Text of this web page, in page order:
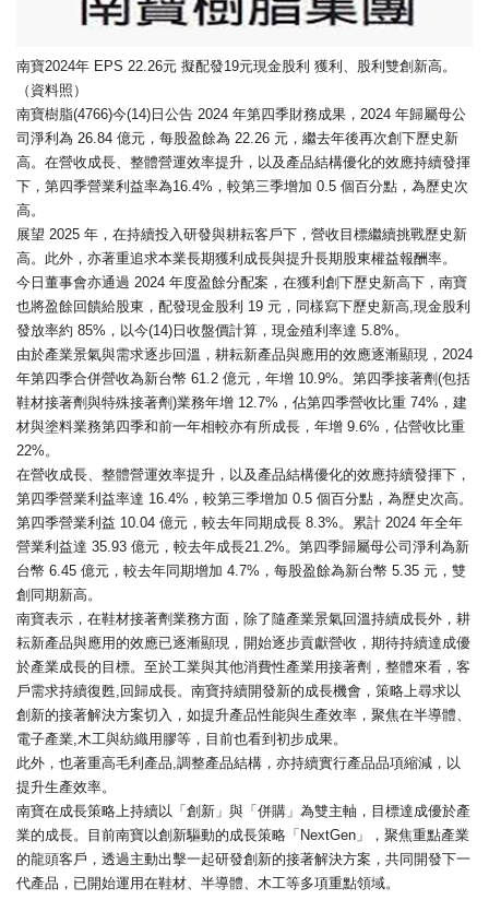
南寶2024年 EPS 22.26元 擬配發19元現金股利 獲利、股利雙創新高。
（資料照）
南寶樹脂(4766)今(14)日公告 2024 年第四季財務成果，2024 年歸屬母公
司淨利為 26.84 億元，每股盈餘為 22.26 元，繼去年後再次創下歷史新
高。在營收成長、整體營運效率提升，以及產品結構優化的效應持續發揮
下，第四季營業利益率為16.4%，較第三季增加 0.5 個百分點，為歷史次
高。
展望 2025 年，在持續投入研發與耕耘客戶下，營收目標繼續挑戰歷史新
高。此外，亦著重追求本業長期獲利成長與提升長期股東權益報酬率。
今日董事會亦通過 2024 年度盈餘分配案，在獲利創下歷史新高下，南寶
也將盈餘回饋給股東，配發現金股利 19 元，同樣寫下歷史新高,現金股利
發放率約 85%，以今(14)日收盤價計算，現金殖利率達 5.8%。
由於產業景氣與需求逐步回溫，耕耘新產品與應用的效應逐漸顯現，2024
年第四季合併營收為新台幣 61.2 億元，年增 10.9%。第四季接著劑(包括
鞋材接著劑與特殊接著劑)業務年增 12.7%，佔第四季營收比重 74%，建
材與塗料業務第四季和前一年相較亦有所成長，年增 9.6%，佔營收比重
22%。
在營收成長、整體營運效率提升，以及產品結構優化的效應持續發揮下，
第四季營業利益率達 16.4%，較第三季增加 0.5 個百分點，為歷史次高。
第四季營業利益 10.04 億元，較去年同期成長 8.3%。累計 2024 年全年
營業利益達 35.93 億元，較去年成長21.2%。第四季歸屬母公司淨利為新
台幣 6.45 億元，較去年同期增加 4.7%，每股盈餘為新台幣 5.35 元，雙
創同期新高。
南寶表示，在鞋材接著劑業務方面，除了隨產業景氣回溫持續成長外，耕
耘新產品與應用的效應已逐漸顯現，開始逐步貢獻營收，期待持續達成優
於產業成長的目標。至於工業與其他消費性產業用接著劑，整體來看，客
戶需求持續復甦,回歸成長。南寶持續開發新的成長機會，策略上尋求以
創新的接著解決方案切入，如提升產品性能與生產效率，聚焦在半導體、
電子產業,木工與紡織用膠等，目前也看到初步成果。
此外，也著重高毛利產品,調整產品結構，亦持續實行產品品項縮減，以
提升生產效率。
南寶在成長策略上持續以「創新」與「併購」為雙主軸，目標達成優於產
業的成長。目前南寶以創新驅動的成長策略「NextGen」，聚焦重點產業
的龍頭客戶，透過主動出擊一起研發創新的接著解決方案，共同開發下一
代產品，已開始運用在鞋材、半導體、木工等多項重點領域。